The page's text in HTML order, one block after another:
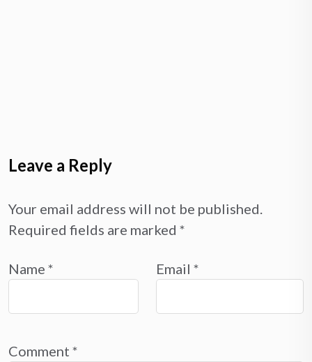
Leave a Reply
Your email address will not be published.
Required fields are marked *
Name * Email *
Comment *